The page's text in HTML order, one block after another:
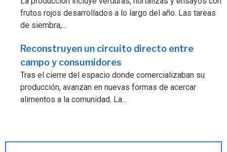
frutos rojos desarrollados a lo largo del año. Las tareas
de siembra,...
Reconstruyen un circuito directo entre
campo y consumidores
Tras el cierre del espacio donde comercializaban su
producción, avanzan en nuevas formas de acercar
alimentos a la comunidad. La...